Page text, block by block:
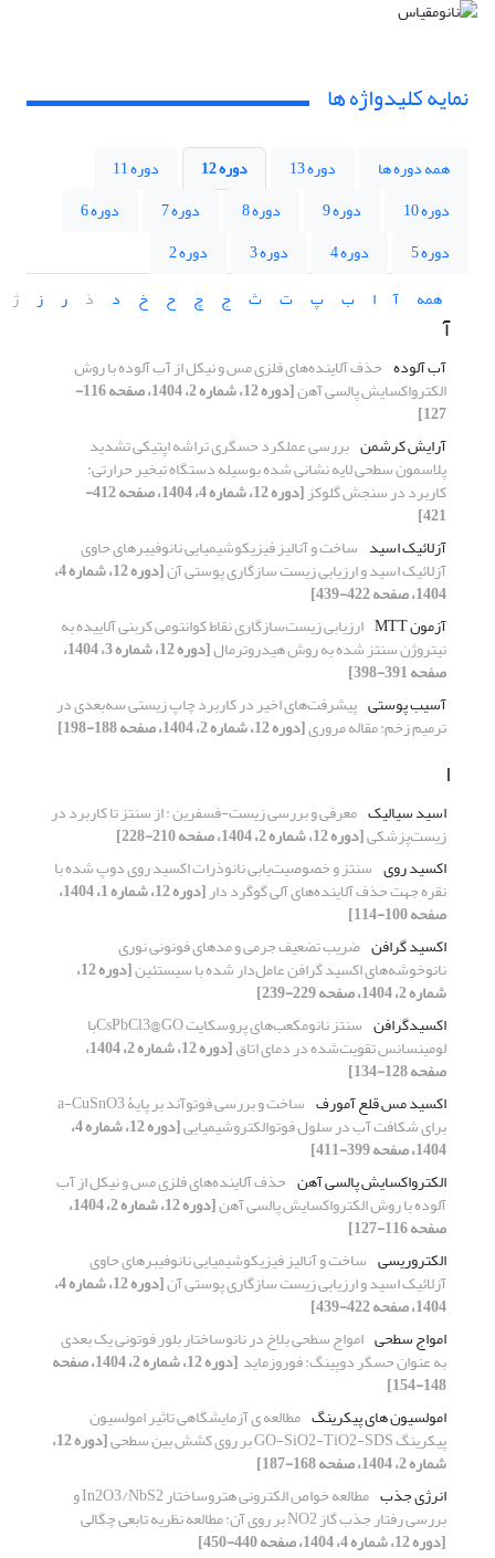
نمایه کلیدواژه ها
همه دوره ها دوره 13 دوره 12
دوره 11
دوره 10
دوره 9 دوره 8 دوره 7
دوره 6
دوره 5
دوره 4 دوره 3
دوره 2
همه
آ ا ب پ ت ث ج چ ح خ د ذ ر ز ژ
آ
آب آلوده حذف آلاینده‌های فلزی مس و نیکل از آب آلوده با روش
الکترواکسایش پالسی آهن [دوره 12، شماره 2، 1404، صفحه 116-
127]
آرایش کرشمن بررسی عملکرد حسگری تراشه اپتیکی تشدید
پلاسمون سطحی لایه ‎نشانی شده بوسیله دستگاه تبخیر حرارتی:
کاربرد در سنجش گلوکز [دوره 12، شماره 4، 1404، صفحه 412-
421]
آزلائیک اسید ساخت و آنالیز فیزیکوشیمیایی نانوفیبرهای حاوی
آزلائیک اسید و ارزیابی زیست سازگاری پوستی آن [دوره 12، شماره 4،
1404، صفحه 422-439]
آزمون MTT
ارزیابی زیست‌سازگاری نقاط کوانتومی کربنی آلاییده به
نیتروژن سنتز شده به روش هیدروترمال [دوره 12، شماره 3، 1404،
صفحه 391-398]
آسیب پوستی پیشرفت‌های اخیر در کاربرد چاپ زیستی سه‌بعدی در
ترمیم زخم: مقاله مروری[دوره 12، شماره 2، 1404، صفحه 188-198]
ا
اسید سیالیک معرفی و بررسی زیست-فسفرین : از سنتز تا کاربرد در
زیست‌پزشکی[دوره 12، شماره 2، 1404، صفحه 210-228]
اکسید روی سنتز و خصوصیت‌یابی نانوذرات اکسید روی دوپ شده با
نقره جهت حذف آلاینده‌های آلی گوگرد دار [دوره 12، شماره 1، 1404،
صفحه 100-114]
اکسید گرافن ضریب تضعیف جرمی و مدهای فونونی نوری
نانوخوشه‌های اکسید گرافن عامل‌دار شده با سیستئین [دوره 12،
شماره 2، 1404، صفحه 229-239]
اکسیدگرافن
سنتز نانو‌مکعب‌های پروسکایت CsPbCl3@GOبا
لومینسانس تقویت‌شده در دمای اتاق [دوره 12، شماره 2، 1404،
صفحه 128-134]
اکسید مس قلع آمورف
ساخت و بررسی فوتوآند بر پایۀ a-CuSnO3
برای شکافت آب در سلول فوتوالکتروشیمیایی [دوره 12، شماره 4،
1404، صفحه 399-411]
الکترواکسایش پالسی آهن حذف آلاینده‌های فلزی مس و نیکل از آب
آلوده با روش الکترواکسایش پالسی آهن [دوره 12، شماره 2، 1404،
صفحه 116-127]
الکتروریسی ساخت و آنالیز فیزیکوشیمیایی نانوفیبرهای حاوی
آزلائیک اسید و ارزیابی زیست سازگاری پوستی آن [دوره 12، شماره 4،
1404، صفحه 422-439]
امواج سطحی امواج سطحی بلاخ در نانوساختار بلور فوتونی یک بعدی
به عنوان حسگر ‏دوپینگ: فوروزماید ‏ [دوره 12، شماره 2، 1404، صفحه
148-154]
امولسیون های پیکرینگ مطالعه ی آزمایشگاهی تاثیر امولسیون
پیکرینگ GO-SiO2-TiO2-SDS بر روی کشش بین سطحی [دوره 12،
شماره 2، 1404، صفحه 168-187]
انرژی جذب
مطالعه خواص الکترونی هتروساختار In2O3/NbS2 و
بررسی رفتار جذب گاز NO2 بر روی آن: مطالعه نظریه تابعی چگالی
[دوره 12، شماره 4، 1404، صفحه 440-450]